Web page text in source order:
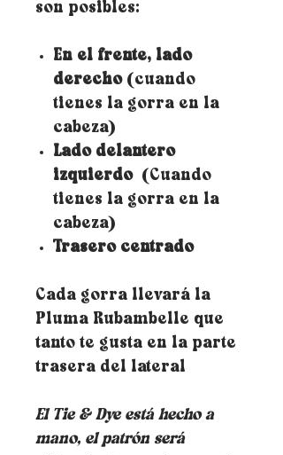
son posibles:
En el frente, lado
derecho(cuando
tienes la gorra en la
cabeza)
Lado delantero
izquierdo(Cuando
tienes la gorra en la
cabeza)
Trasero centrado
Cada gorra llevará la
Pluma Rubambelle que
tanto te gusta en la parte
trasera del lateral
El Tie & Dye está hecho a
mano, el patrón será